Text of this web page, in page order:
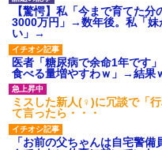
【愕然】白のクラウン俺氏、
高速道路左車線を制限速度で走
った結果wwwwwwwwwwww
百年の恋12-899 食べた量を
張り合ってくる
【悲報】佐藤輝明・・・２軍
でも盛大にやらかす←あまり悲
しませないでくれ
【驚愕】私「今まで育てた
3000万円」→数年後。私「妹
い」→
医者「糖尿病で余命1年です
食べる量増やすわｗ」→結果
ミスした新人(♀)に冗談で「
て言ったら・・・
「お前の父ちゃんは自宅警